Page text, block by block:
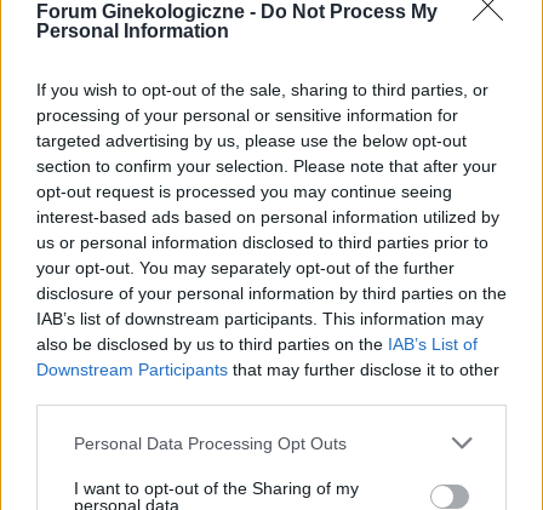
Forum Ginekologiczne - Do Not Process My
Personal Information
If you wish to opt-out of the sale, sharing to third parties, or
processing of your personal or sensitive information for
targeted advertising by us, please use the below opt-out
section to confirm your selection. Please note that after your
opt-out request is processed you may continue seeing
interest-based ads based on personal information utilized by
us or personal information disclosed to third parties prior to
your opt-out. You may separately opt-out of the further
disclosure of your personal information by third parties on the
IAB’s list of downstream participants. This information may
also be disclosed by us to third parties on the IAB’s List of
Downstream Participants that may further disclose it to other
Personal Data Processing Opt Outs
I want to opt-out of the Sharing of my
personal data.
Dzień dobry, w czwartek miałam stosunek w
sobotę dostałam krwawienie z odstawienia i
trwało do poniedziałku. W niedzielę zaczęłam
nowe opakowanie tabletek pierwsza wzięłam
prawidłowo drogiej w poniedziałek zapomniałam
a we wtorek jak się zorientowałam to wzięłam
dwie. Moje pytanie brzmi jakie jest ryzyko ciąży
w tym przypadku biorąc pod uwagę ten
stosunek z czwartku.
Forum: Antykoncepcja
gość
Wysypka
Witam, od kilku dni borykam się ze swędzeniem,
pieczeniem podczas oddawania moczu. Dziś
postanowiłam tam zerknąć i sytuacja wygląda
może być?
Ginekologia - specjalista radzi, dla
pacjentki